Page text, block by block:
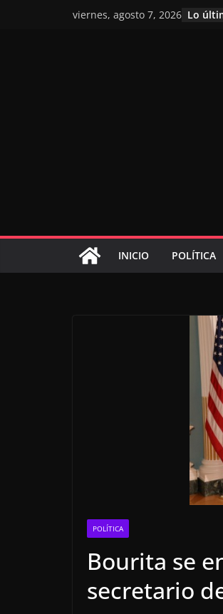
viernes, agosto 7, 2026 Lo
INICIO POLÍTICA
POLÍTICA
Bourita se
secretario